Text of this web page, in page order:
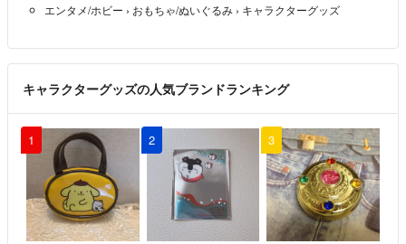
エンタメ/ホビー › おもちゃ/ぬいぐるみ › キャラクターグッズ
キャラクターグッズの人気ブランドランキング
1 2 3